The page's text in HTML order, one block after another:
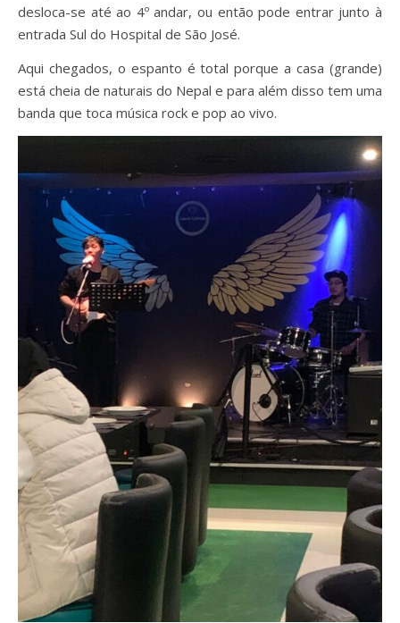
desloca-se até ao 4º andar, ou então pode entrar junto à
entrada Sul do Hospital de São José.
Aqui chegados, o espanto é total porque a casa (grande)
está cheia de naturais do Nepal e para além disso tem uma
banda que toca música rock e pop ao vivo.